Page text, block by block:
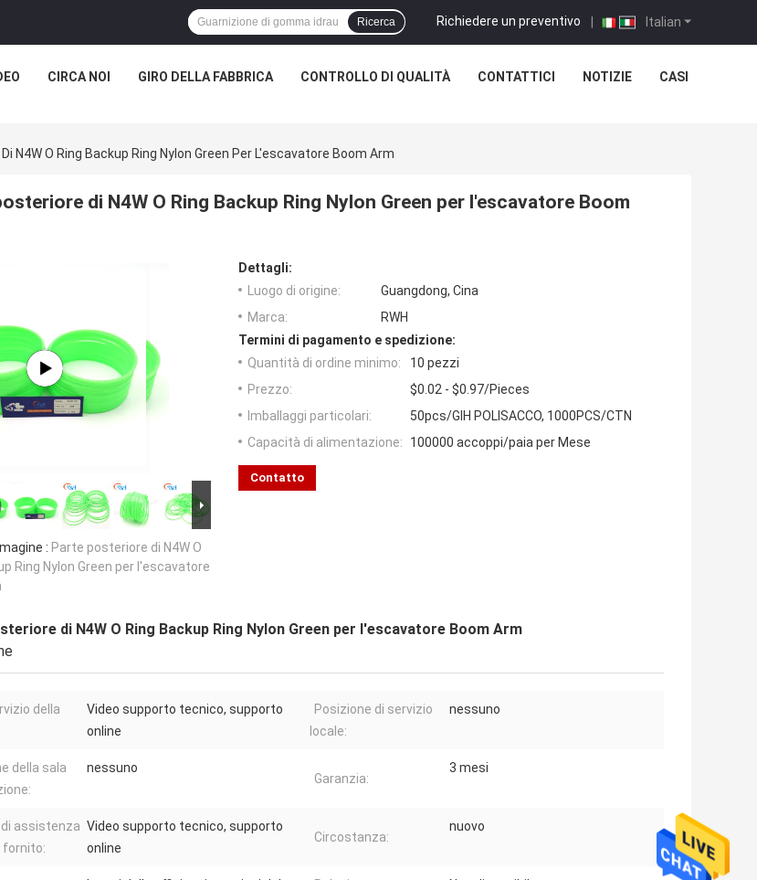
Italian
Richiedere un preventivo |
Ricerca
CIRCA NOI GIRO DELLA FABBRICA CONTROLLO DI QUALITÀ CONTATTICI NOTIZIE CASI
N4W O Ring Backup Ring Nylon Green Per L'escavatore Boom Arm
di N4W O Ring Backup Ring Nylon Green per l'escavatore Boom
: Parte posteriore di N4W O
Ring Nylon Green per l'escavatore
Dettagli:
Luogo di origine:
Guangdong, Cina
Marca:
RWH
Termini di pagamento e spedizione:
Quantità di ordine minimo:
10 pezzi
Prezzo:
$0.02 - $0.97/Pieces
Imballaggi particolari:
50pcs/GIH POLISACCO, 1000PCS/CTN
Capacità di alimentazione:
100000 accoppi/paia per Mese
Contatto
di N4W O Ring Backup Ring Nylon Green per l'escavatore Boom Arm
della
Video supporto tecnico, supporto
online
Posizione di servizio
locale:
nessuno
della sala
nessuno
Garanzia:
3 mesi
assistenza
fornito:
Video supporto tecnico, supporto
online
Circostanza:
nuovo